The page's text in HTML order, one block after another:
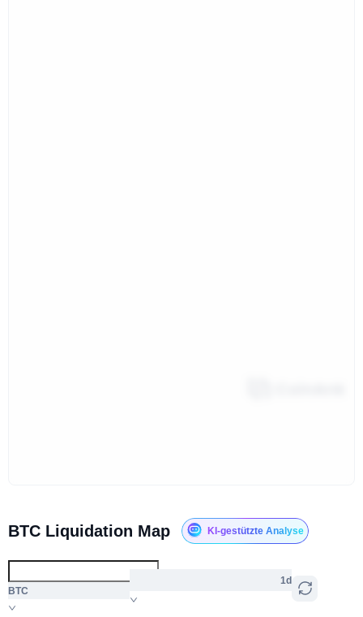
BTC Liquidation Map KI-gestützte Analyse
BTC
1d